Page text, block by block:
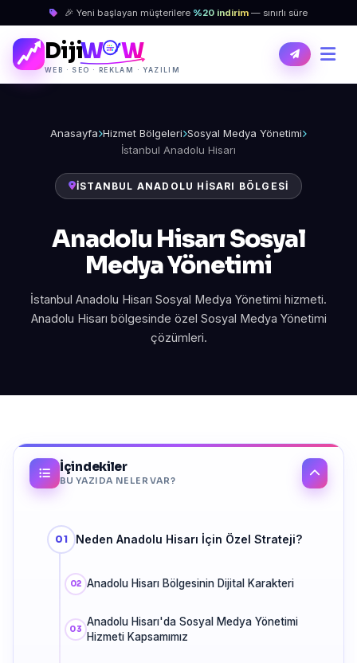
🎉 Yeni başlayan müşterilere %20 indirim — sınırlı süre
DijiW W
WEB · SEO · REKLAM · YAZILIM
Anasayfa Hizmet Bölgeleri Sosyal Medya Yönetimi
İstanbul Anadolu Hisarı
İSTANBUL ANADOLU HISARI BÖLGESI
Anadolu Hisarı Sosyal
Medya Yönetimi
İstanbul Anadolu Hisarı Sosyal Medya Yönetimi hizmeti.
Anadolu Hisarı bölgesinde özel Sosyal Medya Yönetimi
çözümleri.
İçindekiler
BU YAZIDA NELER VAR?
Neden Anadolu Hisarı İçin Özel Strateji?
Anadolu Hisarı Bölgesinin Dijital Karakteri
Anadolu Hisarı'da Sosyal Medya Yönetimi
Hizmeti Kapsamımız